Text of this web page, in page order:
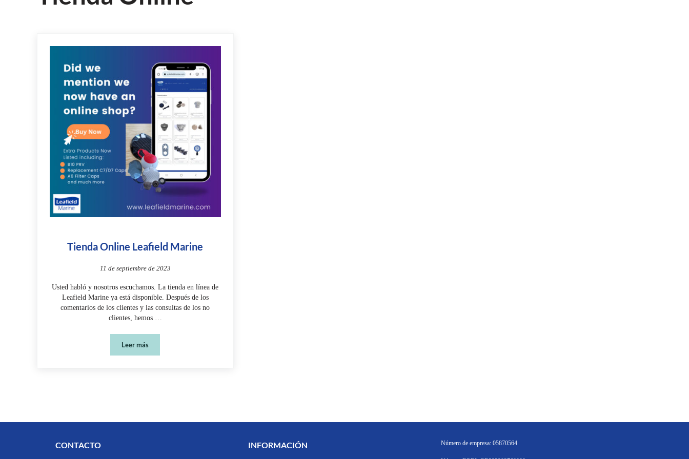
Tienda Online Leafield Marine
11 de septiembre de 2023
Usted habló y nosotros escuchamos. La tienda en línea de
Leafield Marine ya está disponible. Después de los
comentarios de los clientes y las consultas de los no
clientes, hemos …
Leer másTienda Online Leafield Marine
CONTACTO INFORMACIÓN Número de empresa: 05870564